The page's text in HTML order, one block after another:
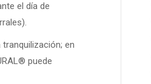
el día de
en
® puede